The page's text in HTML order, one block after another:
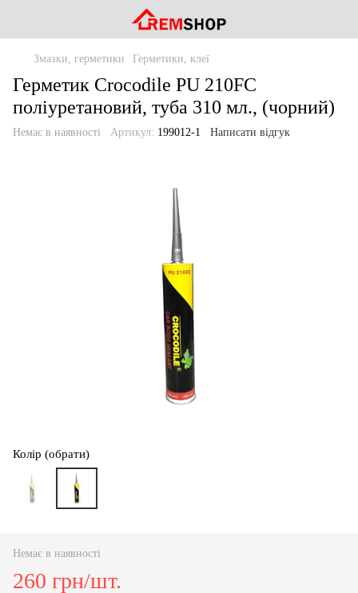
Змазки, герметики Герметики, клеї
Герметик Crocodile PU 210FC
поліуретановий, туба 310 мл., (чорний)
Немає в наявності Артикул: 199012-1 Написати відгук
Колір (обрати)
Немає в наявності
260 грн/шт.